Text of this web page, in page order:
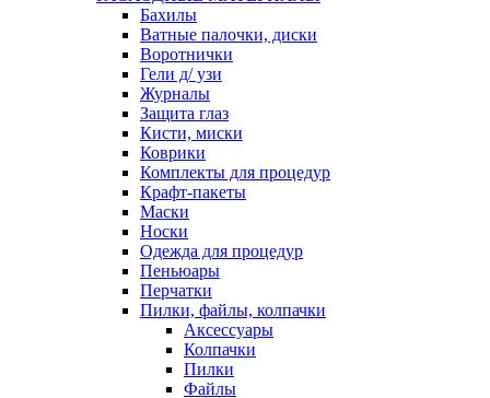
Бахилы
Ватные палочки, диски
Воротнички
Гели д/ узи
Журналы
Защита глаз
Кисти, миски
Коврики
Комплекты для процедур
Крафт-пакеты
Маски
Носки
Одежда для процедур
Пеньюары
Перчатки
Пилки, файлы, колпачки
Аксессуары
Колпачки
Пилки
Файлы